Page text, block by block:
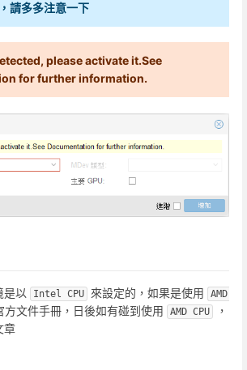
請多多注意一下
please activate it.See
for further information.
是以 Intel CPU 來設定的，如果是使用
AMD
方文件手冊，日後如有碰到使用 AMD CPU
，
章